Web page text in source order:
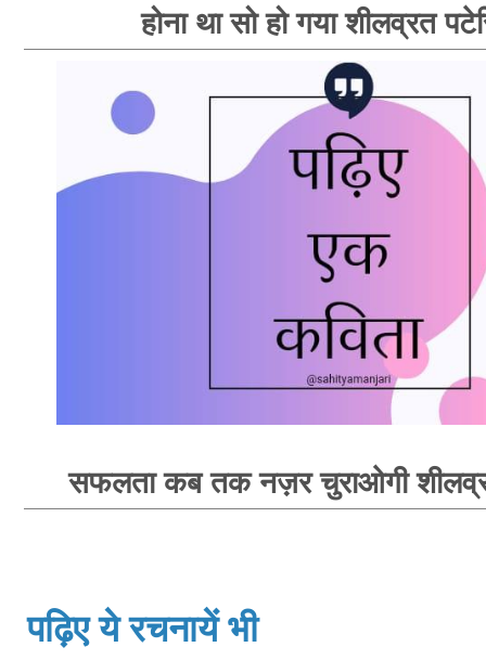
होना था सो हो गया शीलव्रत
सफलता कब तक नज़र चुराओगी
पढ़िए ये रचनायें भी